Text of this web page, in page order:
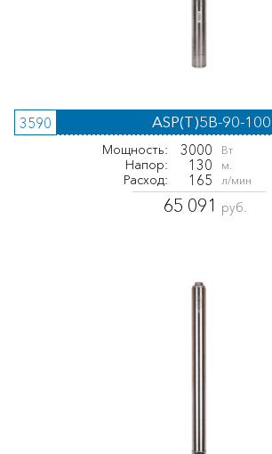
3590 ASP(T)5B-90-
Мощность: 3000 Вт
Напор: 130 м.
Расход: 165 л/мин
65 091 руб.